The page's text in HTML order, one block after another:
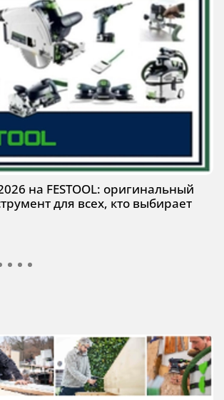
на FESTOOL: оригинальный
для всех, кто выбирает